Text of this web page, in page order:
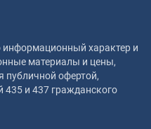
характер и
материалы и цены,
публичной офертой,
и 437 гражданского